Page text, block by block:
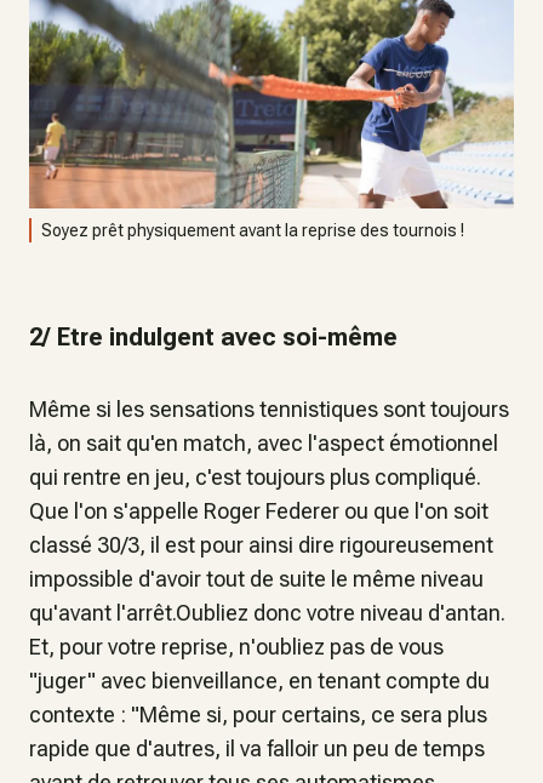
Soyez prêt physiquement avant la reprise des tournois !
2/ Etre indulgent avec soi-même
Même si les sensations tennistiques sont toujours
là, on sait qu'en match, avec l'aspect émotionnel
qui rentre en jeu, c'est toujours plus compliqué.
Que l'on s'appelle Roger Federer ou que l'on soit
classé 30/3, il est pour ainsi dire rigoureusement
impossible d'avoir tout de suite le même niveau
qu'avant l'arrêt.Oubliez donc votre niveau d'antan.
Et, pour votre reprise, n'oubliez pas de vous
"juger" avec bienveillance, en tenant compte du
contexte : "Même si, pour certains, ce sera plus
rapide que d'autres, il va falloir un peu de temps